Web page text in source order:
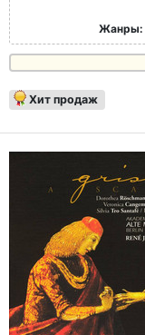
Жанры:
Хит продаж